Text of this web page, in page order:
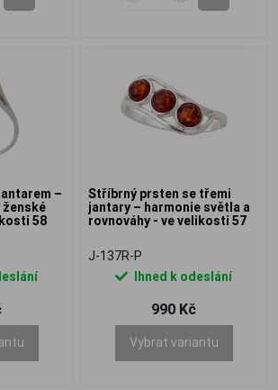
–
ženské
58
Stříbrný prsten se třemi
jantary – harmonie světla a
rovnováhy - ve velikosti 57
J-137R-P
Ihned k odeslání
990 Kč
Vybrat variantu